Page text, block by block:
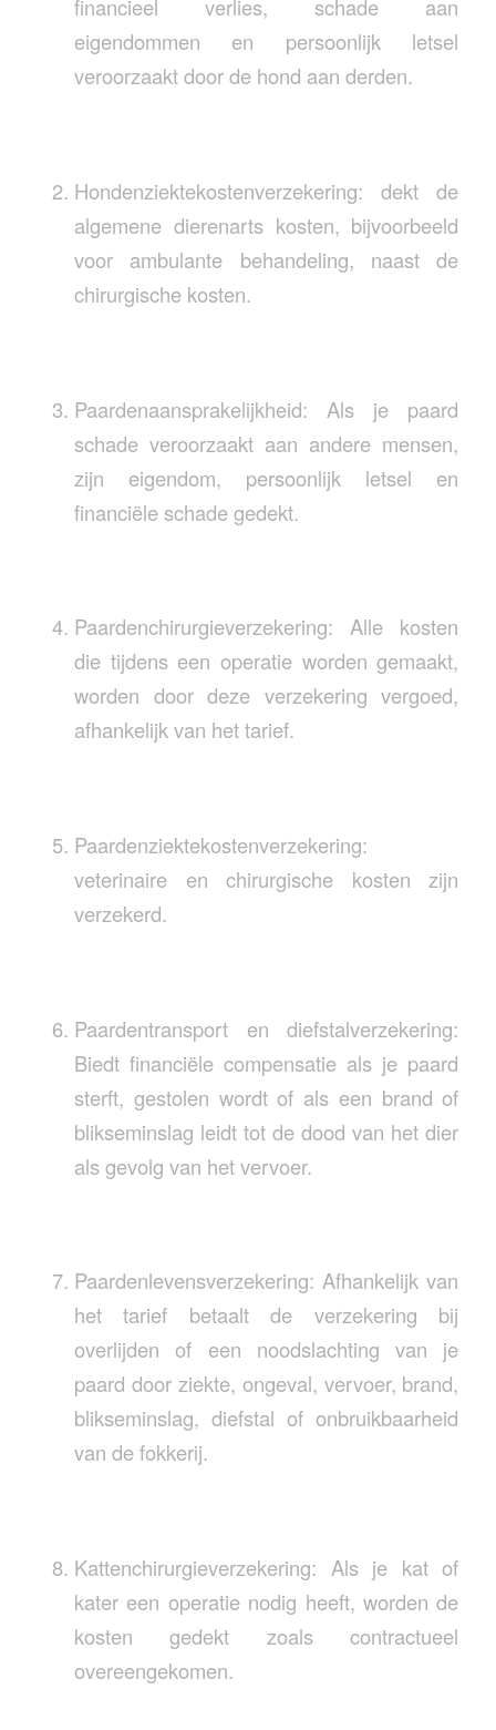
financieel verlies, schade aan
eigendommen en persoonlijk letsel
veroorzaakt door de hond aan derden.
Hondenziektekostenverzekering: dekt de
algemene dierenarts kosten, bijvoorbeeld
voor ambulante behandeling, naast de
chirurgische kosten.
Paardenaansprakelijkheid: Als je paard
schade veroorzaakt aan andere mensen,
zijn eigendom, persoonlijk letsel en
financiële schade gedekt.
Paardenchirurgieverzekering: Alle kosten
die tijdens een operatie worden gemaakt,
worden door deze verzekering vergoed,
afhankelijk van het tarief.
Paardenziektekostenverzekering:
veterinaire en chirurgische kosten zijn
verzekerd.
Paardentransport en diefstalverzekering:
Biedt financiële compensatie als je paard
sterft, gestolen wordt of als een brand of
blikseminslag leidt tot de dood van het dier
als gevolg van het vervoer.
Paardenlevensverzekering: Afhankelijk van
het tarief betaalt de verzekering bij
overlijden of een noodslachting van je
paard door ziekte, ongeval, vervoer, brand,
blikseminslag, diefstal of onbruikbaarheid
van de fokkerij.
Kattenchirurgieverzekering: Als je kat of
kater een operatie nodig heeft, worden de
kosten gedekt zoals contractueel
overeengekomen.